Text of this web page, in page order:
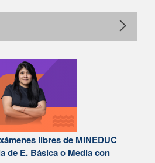
libres de MINEDUC
de E. Básica o Media con